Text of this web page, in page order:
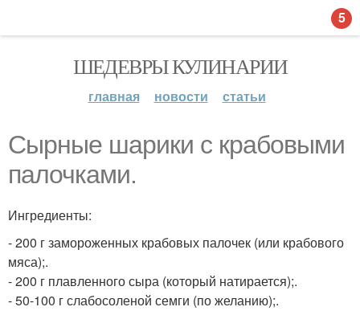
ШЕДЕВРЫ КУЛИНАРИИ
главная новости статьи
Сырные шарики с крабовыми
палочками.
Ингредиенты:
- 200 г замороженных крабовых палочек (или крабового
мяса);.
- 200 г плавленного сыра (который натирается);.
- 50-100 г слабосоленой семги (по желанию);.
5